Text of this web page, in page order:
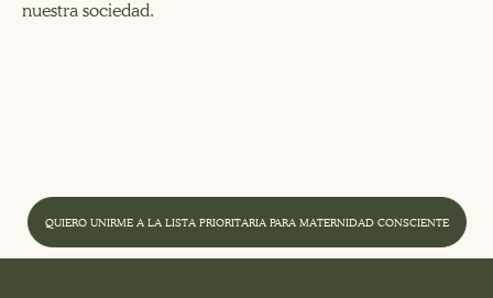
nuestra sociedad.
QUIERO UNIRME A LA LISTA PRIORITARIA PARA MATERNIDAD CONSCIENTE